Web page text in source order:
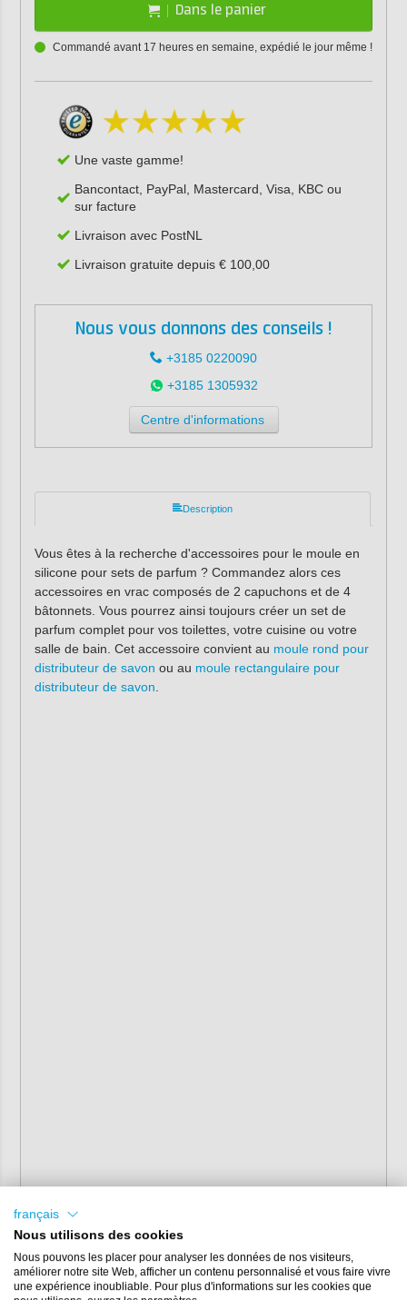
Dans le panier
Commandé avant 17 heures en semaine, expédié le jour même !
Une vaste gamme!
Bancontact, PayPal, Mastercard, Visa, KBC ou
sur facture
Livraison avec PostNL
Livraison gratuite depuis € 100,00
Nous vous donnons des conseils !
+3185 0220090
+3185 1305932
Centre d'informations
Description
Vous êtes à la recherche d'accessoires pour le moule en
silicone pour sets de parfum ? Commandez alors ces
accessoires en vrac composés de 2 capuchons et de 4
bâtonnets. Vous pourrez ainsi toujours créer un set de
parfum complet pour vos toilettes, votre cuisine ou votre
salle de bain. Cet accessoire convient au moule rond pour
distributeur de savon ou au moule rectangulaire pour
distributeur de savon
français
Nous utilisons des cookies
Nous pouvons les placer pour analyser les données de nos visiteurs,
améliorer notre site Web, afficher un contenu personnalisé et vous faire vivre
une expérience inoubliable. Pour plus d'informations sur les cookies que